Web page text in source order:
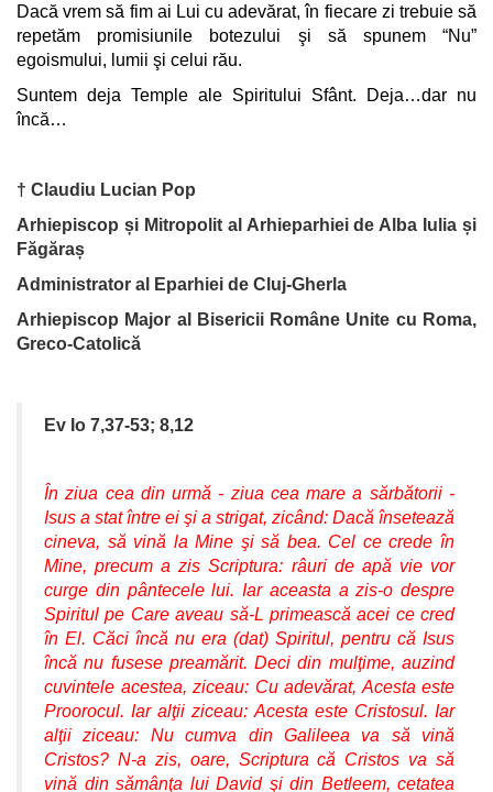
Dacă vrem să fim ai Lui cu adevărat, în fiecare zi trebuie să
repetăm promisiunile botezului şi să spunem “Nu”
egoismului, lumii şi celui rău.
Suntem deja Temple ale Spiritului Sfânt. Deja…dar nu
încă…
† Claudiu Lucian Pop
Arhiepiscop și Mitropolit al Arhieparhiei de Alba Iulia și
Făgăraș
Administrator al Eparhiei de Cluj-Gherla
Arhiepiscop Major al Bisericii Române Unite cu Roma,
Greco-Catolică
Ev Io 7,37-53; 8,12
În ziua cea din urmă - ziua cea mare a sărbătorii -
Isus a stat între ei şi a strigat, zicând: Dacă însetează
cineva, să vină la Mine şi să bea. Cel ce crede în
Mine, precum a zis Scriptura: râuri de apă vie vor
curge din pântecele lui. Iar aceasta a zis-o despre
Spiritul pe Care aveau să-L primească acei ce cred
în El. Căci încă nu era (dat) Spiritul, pentru că Isus
încă nu fusese preamărit. Deci din mulţime, auzind
cuvintele acestea, ziceau: Cu adevărat, Acesta este
Proorocul. Iar alţii ziceau: Acesta este Cristosul. Iar
alţii ziceau: Nu cumva din Galileea va să vină
Cristos? N-a zis, oare, Scriptura că Cristos va să
vină din sămânţa lui David şi din Betleem, cetatea